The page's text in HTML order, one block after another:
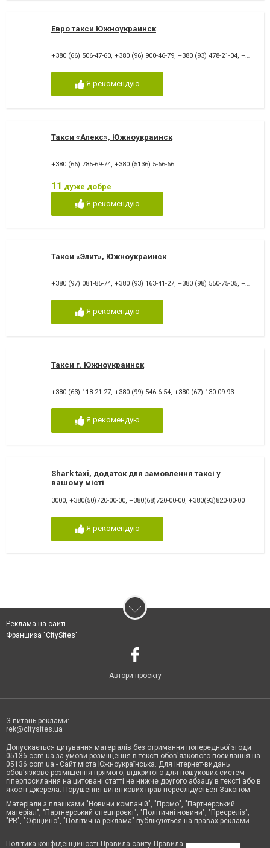
Евро такси Южноукраинск
+380 (66) 506-47-60, +380 (96) 900-46-79, +380 (93) 478-21-04, +380 (5136) 2-23-22
Я рекомендую
Такси «Алекс», Южноукраинск
+380 (66) 785-69-74, +380 (5136) 5-66-66
11 дуже добре
Я рекомендую
Такси «Элит», Южноукраинск
+380 (97) 081-85-74, +380 (93) 163-41-27, +380 (98) 550-75-05, +380 (5136) 2-77-77
Я рекомендую
Такси г. Южноукраинск
+380 (63) 118 21 27, +380 (99) 546 6 54, +380 (67) 130 09 93
Я рекомендую
Shark taxi, додаток для замовлення таксі у
вашому місті
3000, +380(50)720-00-00, +380(68)720-00-00, +380(93)820-00-00
Я рекомендую
Реклама на сайті
Франшиза "CitySites"
Автори проєкту
З питань реклами:
rek@citysites.ua
Допускається цитування матеріалів без отримання попередньої згоди
05136.com.ua за умови розміщення в тексті обов'язкового посилання на
05136.com.ua - Сайт міста Южноукраїнська. Для інтернет-видань
обов'язкове розміщення прямого, відкритого для пошукових систем
гіперпосилання на цитовані статті не нижче другого абзацу в тексті або в
якості джерела. Порушення виняткових прав переслідується Законом.
Матеріали з плашками "Новини компаній", "Промо", "Партнерський
матеріал", "Партнерський спецпроєкт", "Політичні новини", "Пресреліз",
"PR", "Офіційно", "Політична реклама" публікуються на правах реклами.
Політика конфіденційності Правила сайту Правила